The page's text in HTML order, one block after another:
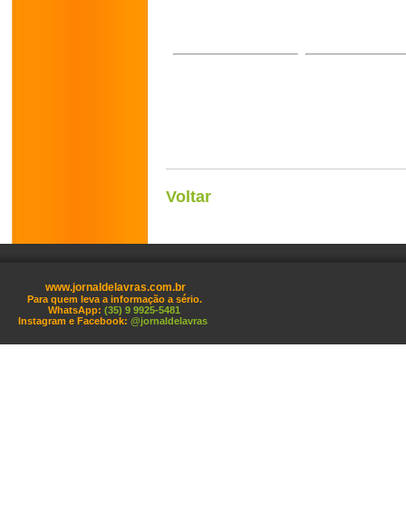
Voltar
www.jornaldelavras.com.br
Para quem leva a informação a sério.
WhatsApp: (35) 9 9925-5481
Instagram e Facebook: @jornaldelavras